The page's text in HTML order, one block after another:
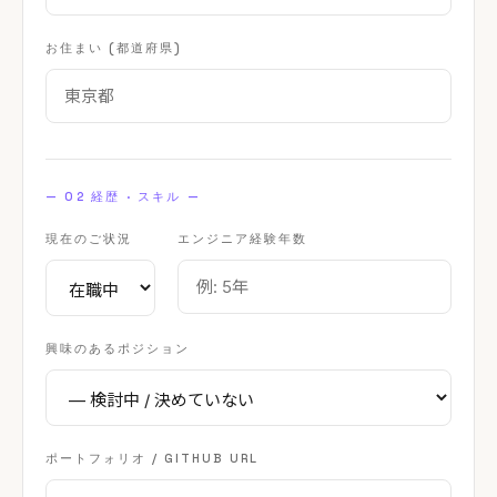
お住まい (都道府県)
— 02 経歴 · スキル —
現在のご状況 エンジニア経験年数
興味のあるポジション
ポートフォリオ / GITHUB URL